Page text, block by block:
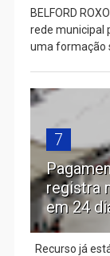
BELFORD
rede municipal
uma formação
7
registra
em 24
Recurso já